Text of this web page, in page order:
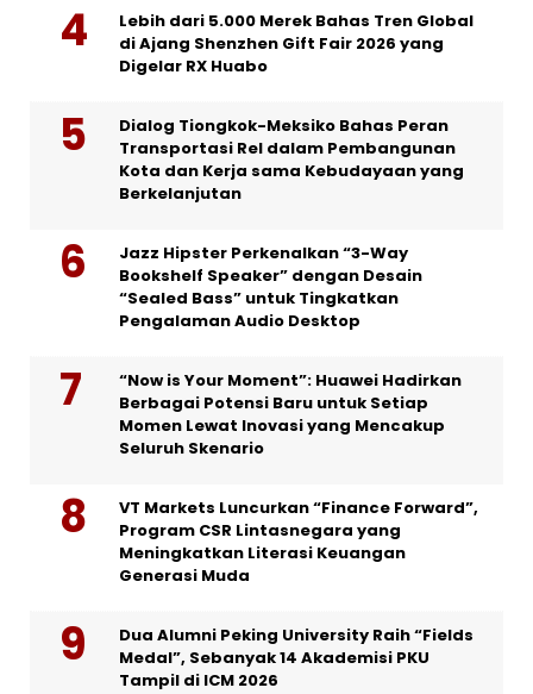
Lebih dari 5.000 Merek Bahas Tren Global
di Ajang Shenzhen Gift Fair 2026 yang
Digelar RX Huabo
Dialog Tiongkok-Meksiko Bahas Peran
Transportasi Rel dalam Pembangunan
Kota dan Kerja sama Kebudayaan yang
Berkelanjutan
Jazz Hipster Perkenalkan “3-Way
Bookshelf Speaker” dengan Desain
“Sealed Bass” untuk Tingkatkan
Pengalaman Audio Desktop
“Now is Your Moment”: Huawei Hadirkan
Berbagai Potensi Baru untuk Setiap
Momen Lewat Inovasi yang Mencakup
Seluruh Skenario
VT Markets Luncurkan “Finance Forward”,
Program CSR Lintasnegara yang
Meningkatkan Literasi Keuangan
Generasi Muda
Dua Alumni Peking University Raih “Fields
Medal”, Sebanyak 14 Akademisi PKU
Tampil di ICM 2026